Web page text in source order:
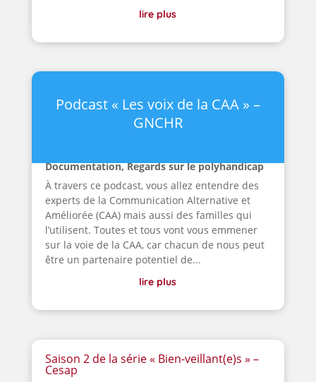
lire plus
Podcast « Les voix de la CAA » –
GNCHR
Documentation,Regards sur le polyhandicap
À travers ce podcast, vous allez entendre des
experts de la Communication Alternative et
Améliorée (CAA) mais aussi des familles qui
l’utilisent. Toutes et tous vont vous emmener
sur la voie de la CAA, car chacun de nous peut
être un partenaire potentiel de...
lire plus
Saison 2 de la série « Bien-veillant(e)s » –
Cesap